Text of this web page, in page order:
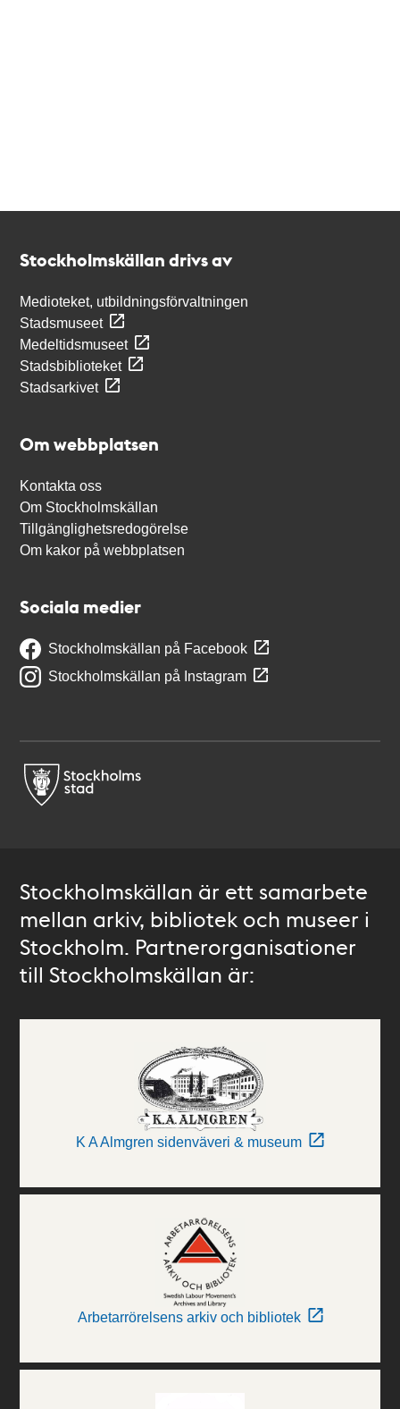
Stockholmskällan drivs av
Medioteket, utbildningsförvaltningen
Stadsmuseet
Medeltidsmuseet
Stadsbiblioteket
Stadsarkivet
Om webbplatsen
Kontakta oss
Om Stockholmskällan
Tillgänglighetsredogörelse
Om kakor på webbplatsen
Sociala medier
Stockholmskällan på Facebook
Stockholmskällan på Instagram
Stockholmskällan är ett samarbete
mellan arkiv, bibliotek och museer i
Stockholm. Partnerorganisationer
till Stockholmskällan är:
K A Almgren sidenväveri & museum
Arbetarrörelsens arkiv och bibliotek